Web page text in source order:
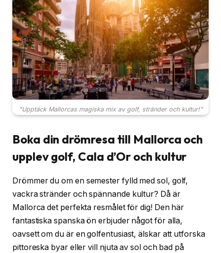
"Upptäck Mallorcas magiska mix av golf, stränder och kultur!"
Boka din drömresa till Mallorca och
upplev golf, Cala d’Or och kultur
Drömmer du om en semester fylld med sol, golf,
vackra stränder och spännande kultur? Då är
Mallorca det perfekta resmålet för dig! Den här
fantastiska spanska ön erbjuder något för alla,
oavsett om du är en golfentusiast, älskar att utforska
pittoreska byar eller vill njuta av sol och bad på